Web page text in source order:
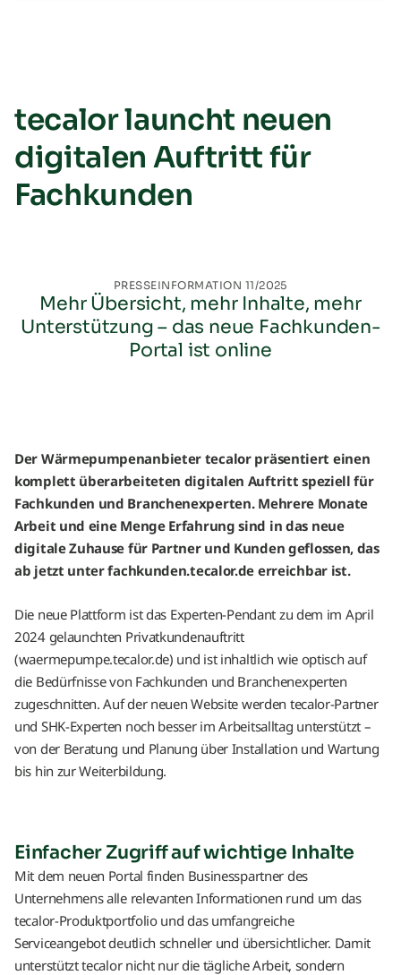
tecalor launcht neuen
digitalen Auftritt für
Fachkunden
PRESSEINFORMATION 11/2025
Mehr Übersicht, mehr Inhalte, mehr
Unterstützung – das neue Fachkunden-
Portal ist online
Der Wärmepumpenanbieter tecalor präsentiert einen
komplett überarbeiteten digitalen Auftritt speziell für
Fachkunden und Branchenexperten. Mehrere Monate
Arbeit und eine Menge Erfahrung sind in das neue
digitale Zuhause für Partner und Kunden geflossen, das
ab jetzt unter fachkunden.tecalor.de erreichbar ist.
Die neue Plattform ist das Experten-Pendant zu dem im April
2024 gelaunchten Privatkundenauftritt
(waermepumpe.tecalor.de) und ist inhaltlich wie optisch auf
die Bedürfnisse von Fachkunden und Branchenexperten
zugeschnitten. Auf der neuen Website werden tecalor-Partner
und SHK-Experten noch besser im Arbeitsalltag unterstützt –
von der Beratung und Planung über Installation und Wartung
bis hin zur Weiterbildung.
Einfacher Zugriff auf wichtige Inhalte
Mit dem neuen Portal finden Businesspartner des
Unternehmens alle relevanten Informationen rund um das
tecalor-Produktportfolio und das umfangreiche
Serviceangebot deutlich schneller und übersichtlicher. Damit
unterstützt tecalor nicht nur die tägliche Arbeit, sondern